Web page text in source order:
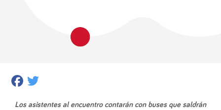
Facebook
Los asistentes al encuentro contarán con buses que saldrán